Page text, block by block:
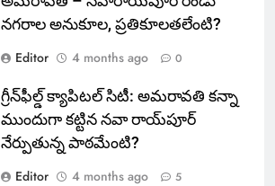
నగరాల అనుకూల, ప్రతికూలతలేంటి?
Editor
4 months ago 0
గ్రీన్‌ఫీల్డ్ క్యాపిటల్ సిటీ: అమరావతి కన్నా
ముందుగా కట్టిన నవా రాయ్‌పూర్
నేర్పుతున్న పాఠమేంటి?
Editor
4 months ago 5